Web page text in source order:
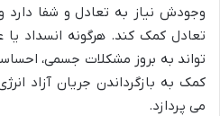
وجودش نیاز به تعادل و شفا دارد
تعادل کمک کند. هرگونه انسداد
تواند به بروز مشکلات جسمی،
کمک به بازگرداندن جریان آزاد
می پردازد.